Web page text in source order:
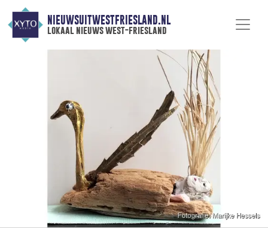
NIEUWSUITWESTFRIESLAND.NL
lokaal nieuws west-friesland